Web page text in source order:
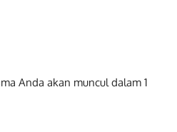
Anda akan muncul dalam 0